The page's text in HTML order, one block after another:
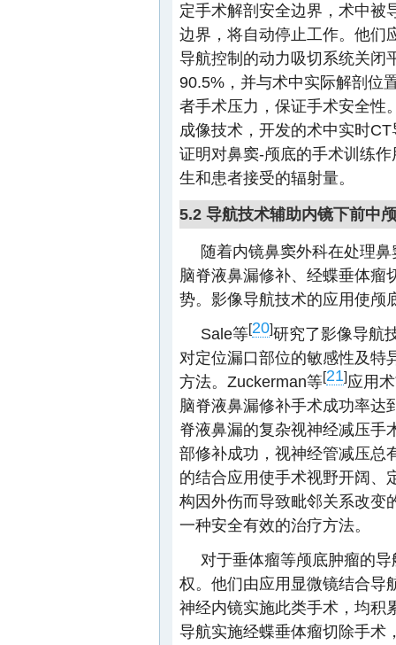
定手术解剖安全边界，术中被
边界，将自动停止工作。他们
导航控制的动力吸切系统关闭
90.5%，并与术中实际解剖位
者手术压力，保证手术安全性
成像技术，开发的术中实时
证明对鼻窦-颅底的手术训练作
生和患者接受的辐射量。
5.2 导航技术辅助内镜下前中
随着内镜鼻窦外科在处理
脑脊液鼻漏修补、经蝶垂体瘤
势。影像导航技术的应用使颅
Sale等[20]研究了影像导航
对定位漏口部位的敏感性及特
方法。Zuckerman等[21]应用
脑脊液鼻漏修补手术成功率达
脊液鼻漏的复杂视神经减压手
部修补成功，视神经管减压总
的结合应用使手术视野开阔、
构因外伤而导致毗邻关系改变
一种安全有效的治疗方法。
对于垂体瘤等颅底肿瘤的
权。他们由应用显微镜结合导
神经内镜实施此类手术，均积
导航实施经蝶垂体瘤切除手术